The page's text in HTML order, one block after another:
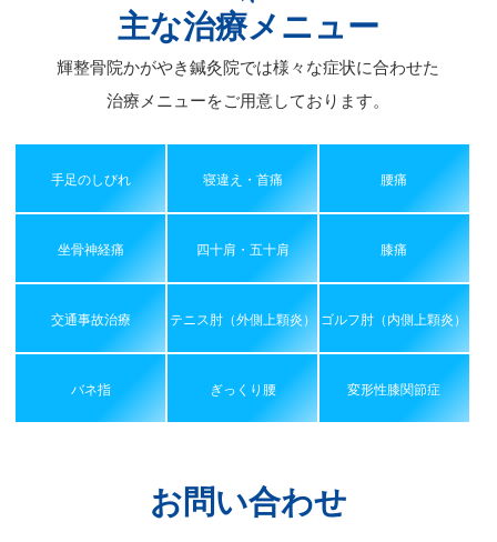
主な治療メニュー
輝整骨院かがやき鍼灸院では様々な症状に合わせた
治療メニューをご用意しております。
手足のしびれ 寝違え・首痛 腰痛
坐骨神経痛 四十肩・五十肩 膝痛
交通事故治療 テニス肘（外側上顆炎） ゴルフ肘（内側上顆炎）
バネ指 ぎっくり腰 変形性膝関節症
お問い合わせ